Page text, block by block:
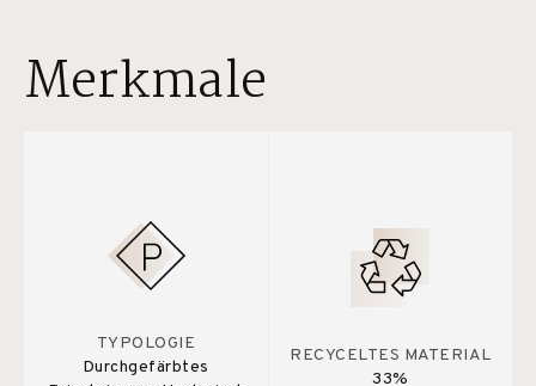
Merkmale
TYPOLOGIE
Durchgefärbtes
RECYCELTES MATERIAL
33%